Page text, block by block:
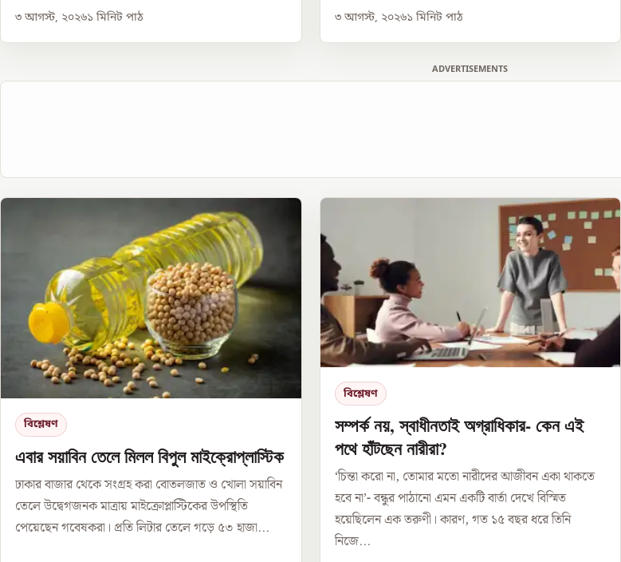
৩ আগস্ট, ২০২৬১ মিনিট পাঠ ৩ আগস্ট, ২০২৬১ মিনিট পাঠ
ADVERTISEMENTS
বিশ্লেষণ
এবার সয়াবিন তেলে মিলল বিপুল মাইক্রোপ্লাস্টিক
ঢাকার বাজার থেকে সংগ্রহ করা বোতলজাত ও খোলা সয়াবিন
তেলে উদ্বেগজনক মাত্রায় মাইক্রোপ্লাস্টিকের উপস্থিতি
পেয়েছেন গবেষকরা। প্রতি লিটার তেলে গড়ে ৫৩ হাজা...
বিশ্লেষণ
সম্পর্ক নয়, স্বাধীনতাই অগ্রাধিকার- কেন এই
পথে হাঁটছেন নারীরা?
‘চিন্তা করো না, তোমার মতো নারীদের আজীবন একা থাকতে
হবে না’- বন্ধুর পাঠানো এমন একটি বার্তা দেখে বিস্মিত
হয়েছিলেন এক তরুণী। কারণ, গত ১৫ বছর ধরে তিনি
নিজে...